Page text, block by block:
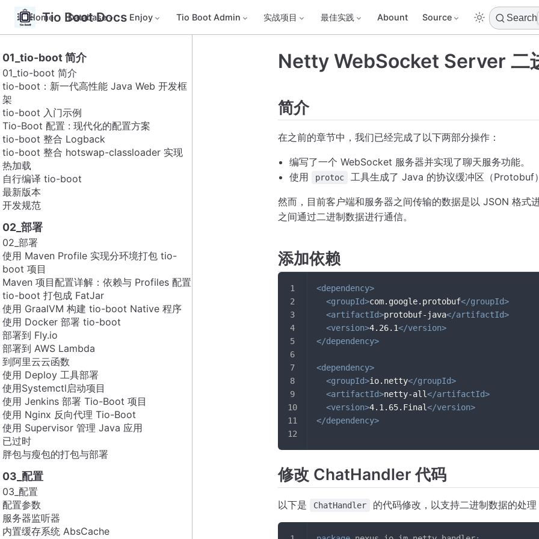
Tio Boot Docs
Home Database Enjoy Tio Boot Admin 实战项目 最佳实践 Abount Source Search
01_tio-boot 简介
01_tio-boot 简介
tio-boot：新一代高性能 Java Web 开发框
架
tio-boot 入门示例
Tio-Boot 配置 : 现代化的配置方案
tio-boot 整合 Logback
tio-boot 整合 hotswap-classloader 实现
热加载
自行编译 tio-boot
最新版本
开发规范
02_部署
02_部署
使用 Maven Profile 实现分环境打包 tio-
boot 项目
Maven 项目配置详解：依赖与 Profiles 配置
tio-boot 打包成 FatJar
使用 GraalVM 构建 tio-boot Native 程序
使用 Docker 部署 tio-boot
部署到 Fly.io
部署到 AWS Lambda
到阿里云云函数
使用 Deploy 工具部署
使用Systemctl启动项目
使用 Jenkins 部署 Tio-Boot 项目
使用 Nginx 反向代理 Tio-Boot
使用 Supervisor 管理 Java 应用
已过时
胖包与瘦包的打包与部署
03_配置
03_配置
配置参数
服务器监听器
内置缓存系统 AbsCache
Netty WebSocket Server 二
简介
在之前的章节中，我们已经完成了以下两部分操作：
编写了一个 WebSocket 服务器并实现了聊天服务功能。
使用
protoc 工具生成了 Java 的协议缓冲区（Protobuf
然而，目前客户端和服务器之间传输的数据是以 JSON 格式
之间通过二进制数据进行通信。
添加依赖
<dependency>
<groupId>com.google.protobuf</groupId>
<artifactId>protobuf-java</artifactId>
<version>4.26.1</version>
</dependency>
<dependency>
<groupId>io.netty</groupId>
<artifactId>netty-all</artifactId>
<version>4.1.65.Final</version>
</dependency>
修改 ChatHandler 代码
以下是 ChatHandler 的代码修改，以支持二进制数据的处理